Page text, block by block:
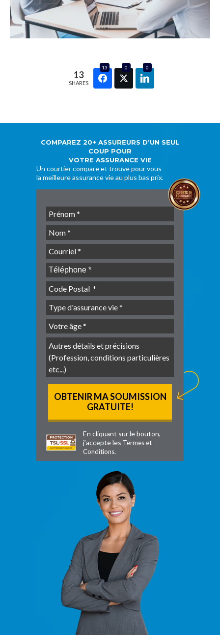
13
SHARES
13 0 0
COMPAREZ 20+ ASSUREURS D’UN SEUL
COUP POUR
VOTRE ASSURANCE VIE
Un courtier compare et trouve pour vous
la meilleure assurance vie au plus bas prix.
En cliquant sur le bouton,
j’accepte les Termes et
Conditions.